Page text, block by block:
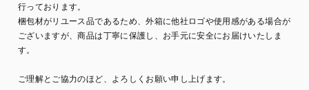
行っております。
梱包材がリユース品であるため、外箱に他社ロゴや使用感がある場合が
ございますが、商品は丁寧に保護し、お手元に安全にお届けいたしま
す。
ご理解とご協力のほど、よろしくお願い申し上げます。